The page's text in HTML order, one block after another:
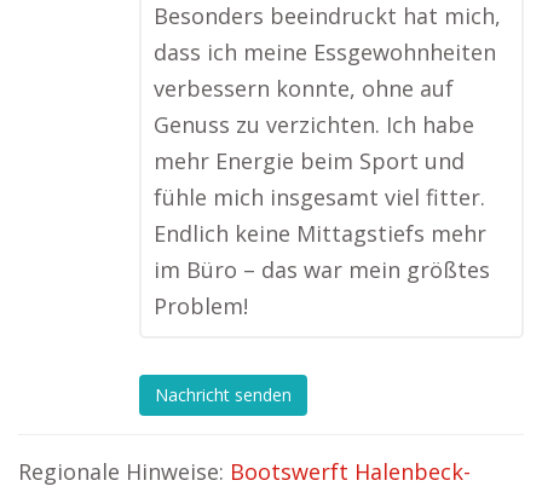
Besonders beeindruckt hat mich,
dass ich meine Essgewohnheiten
verbessern konnte, ohne auf
Genuss zu verzichten. Ich habe
mehr Energie beim Sport und
fühle mich insgesamt viel fitter.
Endlich keine Mittagstiefs mehr
im Büro – das war mein größtes
Problem!
Nachricht senden
Regionale Hinweise: Bootswerft Halenbeck-